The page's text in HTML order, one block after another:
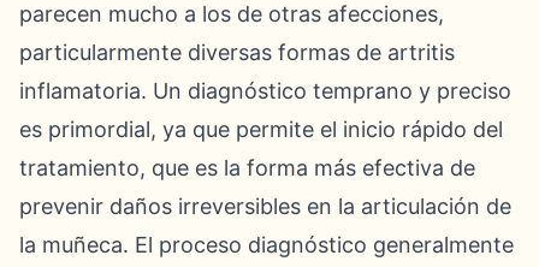
parecen mucho a los de otras afecciones,
particularmente diversas formas de artritis
inflamatoria. Un diagnóstico temprano y preciso
es primordial, ya que permite el inicio rápido del
tratamiento, que es la forma más efectiva de
prevenir daños irreversibles en la articulación de
la muñeca. El proceso diagnóstico generalmente